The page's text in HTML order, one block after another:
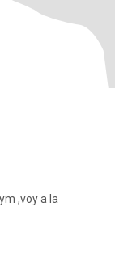
,voy a la